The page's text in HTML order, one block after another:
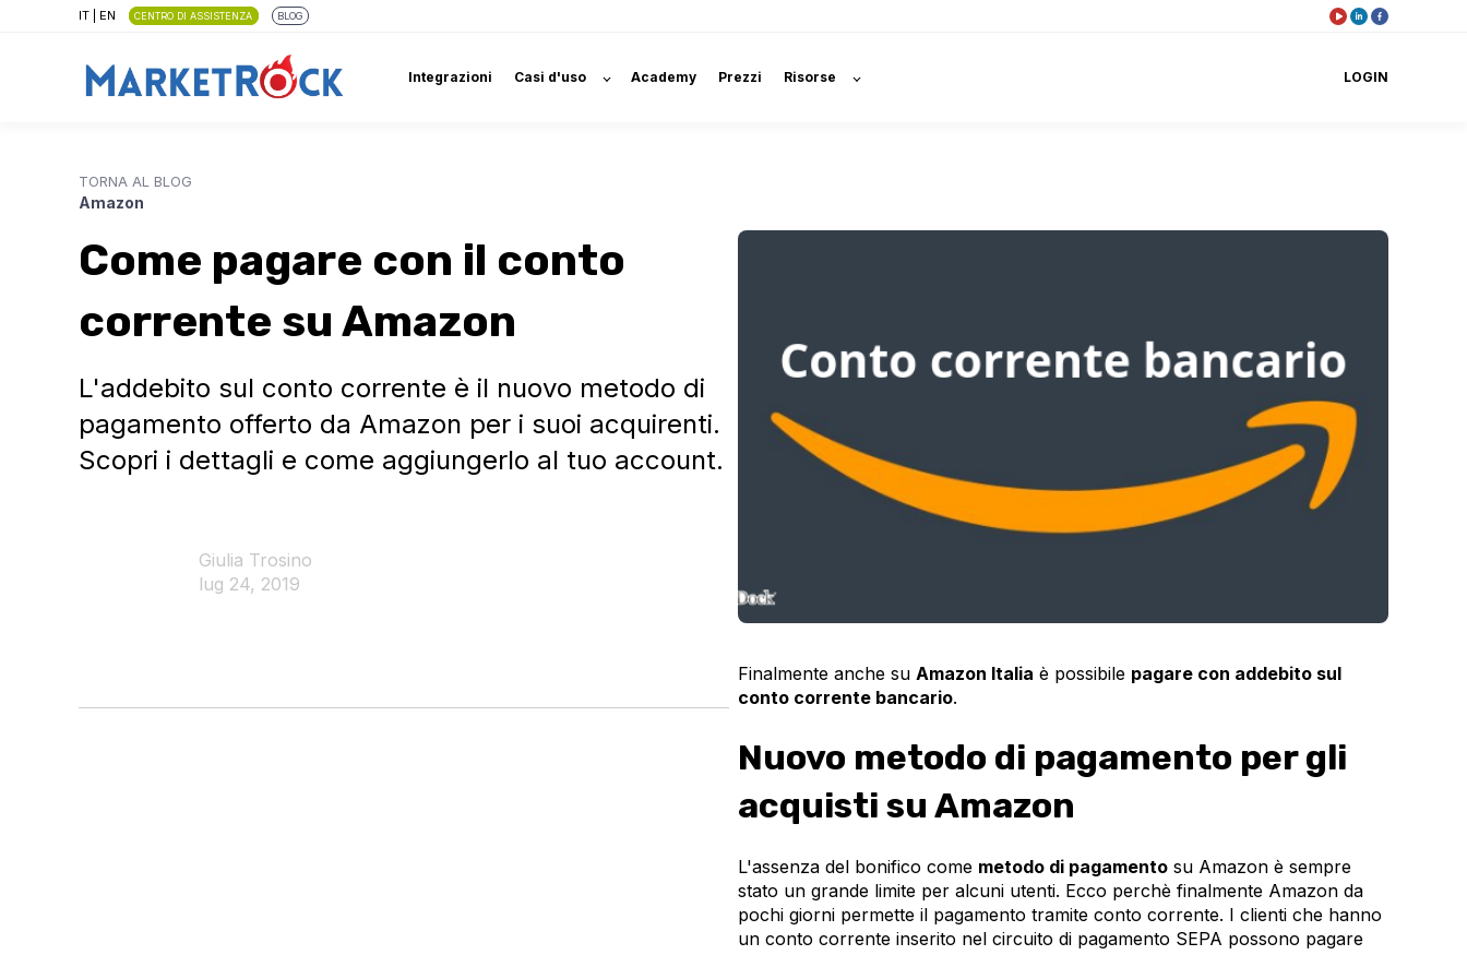
IT EN CENTRO DI ASSISTENZA BLOG
Integrazioni Casi d'uso Academy Prezzi Risorse LOGIN
TORNA AL BLOG
Amazon
Come pagare con il conto
corrente su Amazon
L'addebito sul conto corrente è il nuovo metodo di
pagamento offerto da Amazon per i suoi acquirenti.
Scopri i dettagli e come aggiungerlo al tuo account.
Giulia Trosino
lug 24, 2019
Finalmente anche su Amazon Italia è possibile pagare con addebito sul
conto corrente bancario.
Nuovo metodo di pagamento per gli
acquisti su Amazon
L'assenza del bonifico come metodo di pagamento su Amazon è sempre
stato un grande limite per alcuni utenti. Ecco perchè finalmente Amazon da
pochi giorni permette il pagamento tramite conto corrente. I clienti che hanno
un conto corrente inserito nel circuito di pagamento SEPA possono pagare